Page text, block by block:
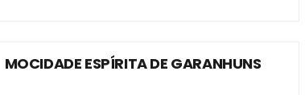
MOCIDADE ESPÍRITA DE GARANHUNS